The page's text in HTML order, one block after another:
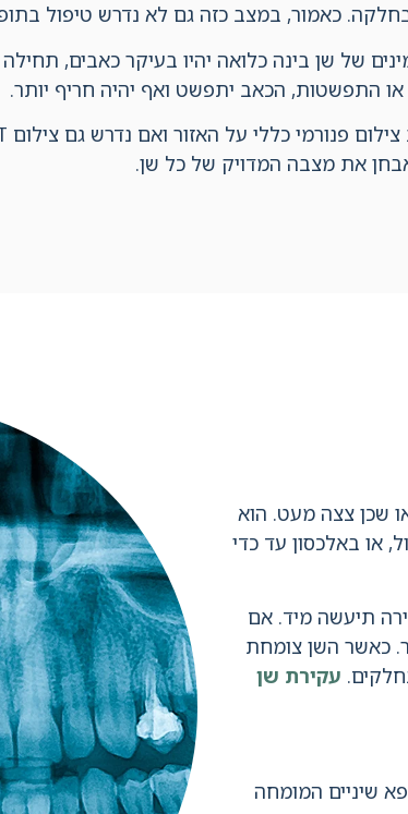
כאמור, במצב כזה גם לא נדרש טיפול
של שן בינה כלואה יהיו בעיקר כאבים,
התפשטות, הכאב יתפשט ואף יהיה חריף יותר.
את מצבה המדויק של כל שן.
שכן צצה מעט. הוא
או באלכסון עד כדי
תיעשה מיד. אם
כאשר השן צומחת
עקירת שן
שיניים המומחה